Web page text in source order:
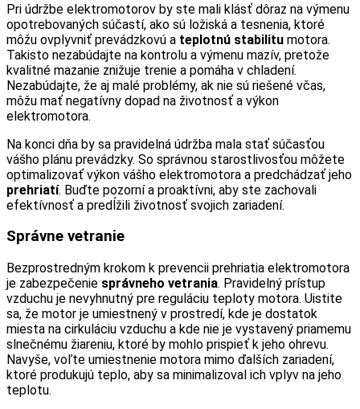
Pri údržbe elektromotorov by ste mali klásť dôraz na výmenu
opotrebovaných súčastí, ako sú ložiská a tesnenia, ktoré
môžu ovplyvniť prevádzkovú a teplotnú stabilitu motora.
Takisto nezabúdajte na kontrolu a výmenu mazív, pretože
kvalitné mazanie znižuje trenie a pomáha v chladení.
Nezabúdajte, že aj malé problémy, ak nie sú riešené včas,
môžu mať negatívny dopad na životnosť a výkon
elektromotora.
Na konci dňa by sa pravidelná údržba mala stať súčasťou
vášho plánu prevádzky. So správnou starostlivosťou môžete
optimalizovať výkon vášho elektromotora a predchádzať jeho
prehriatí. Buďte pozorní a proaktívni, aby ste zachovali
efektívnosť a predĺžili životnosť svojich zariadení.
Správne vetranie
Bezprostredným krokom k prevencii prehriatia elektromotora
je zabezpečenie správneho vetrania. Pravidelný prístup
vzduchu je nevyhnutný pre reguláciu teploty motora. Uistite
sa, že motor je umiestnený v prostredí, kde je dostatok
miesta na cirkuláciu vzduchu a kde nie je vystavený priamemu
slnečnému žiareniu, ktoré by mohlo prispieť k jeho ohrevu.
Navyše, voľte umiestnenie motora mimo ďalších zariadení,
ktoré produkujú teplo, aby sa minimalizoval ich vplyv na jeho
teplotu.